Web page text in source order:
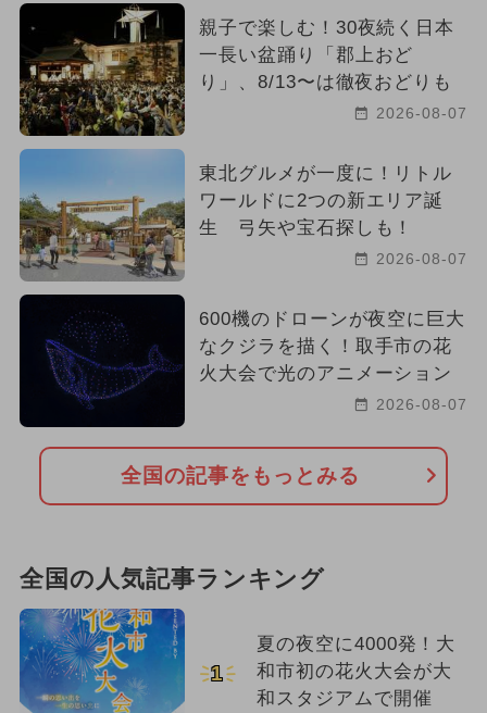
親子で楽しむ！30夜続く日本
一長い盆踊り「郡上おど
り」、8/13〜は徹夜おどりも
2026-08-07
東北グルメが一度に！リトル
ワールドに2つの新エリア誕
生 弓矢や宝石探しも！
2026-08-07
600機のドローンが夜空に巨大
なクジラを描く！取手市の花
火大会で光のアニメーション
2026-08-07
全国の記事をもっとみる
全国の人気記事ランキング
1
夏の夜空に4000発！大
和市初の花火大会が大
和スタジアムで開催